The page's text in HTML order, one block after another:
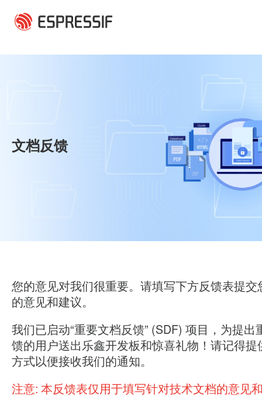
文档反馈
您的意见对我们很重要。请填写下方反馈表提交
的意见和建议。
我们已启动“重要文档反馈” (SDF) 项目，为提出
馈的用户送出乐鑫开发板和惊喜礼物！请记得提
方式以便接收我们的通知。
注意: 本反馈表仅用于填写针对技术文档的意见